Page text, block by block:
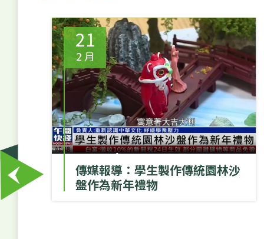
自
21
2 月
傳媒報導：學生製作傳統園林沙
盤作為新年禮物